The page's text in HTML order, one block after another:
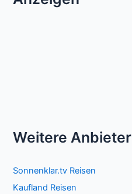
Weitere Anbieter
Sonnenklar.tv Reisen
Kaufland Reisen